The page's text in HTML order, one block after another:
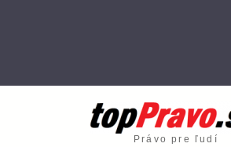
Právo pre ľudí